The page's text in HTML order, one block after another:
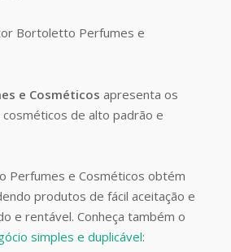
Bortoletto Perfumes e
e Cosméticos apresenta os
de alto padrão e
Perfumes e Cosméticos obtém
produtos de fácil aceitação e
e rentável. Conheça também o
simples e duplicável: